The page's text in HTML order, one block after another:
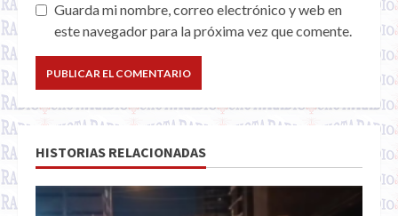
Guarda mi nombre, correo electrónico y web en
este navegador para la próxima vez que comente.
HISTORIAS RELACIONADAS